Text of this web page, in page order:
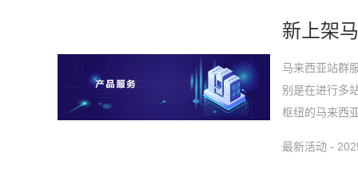
新上架
马来西亚站群
别是在进行多
枢纽的马来西
最新活动 -